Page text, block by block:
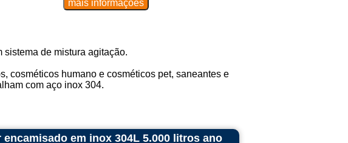
sistema de mistura agitação.
cosméticos humano e cosméticos pet, saneantes e
com aço inox 304.
em inox 304L 5.000 litros ano